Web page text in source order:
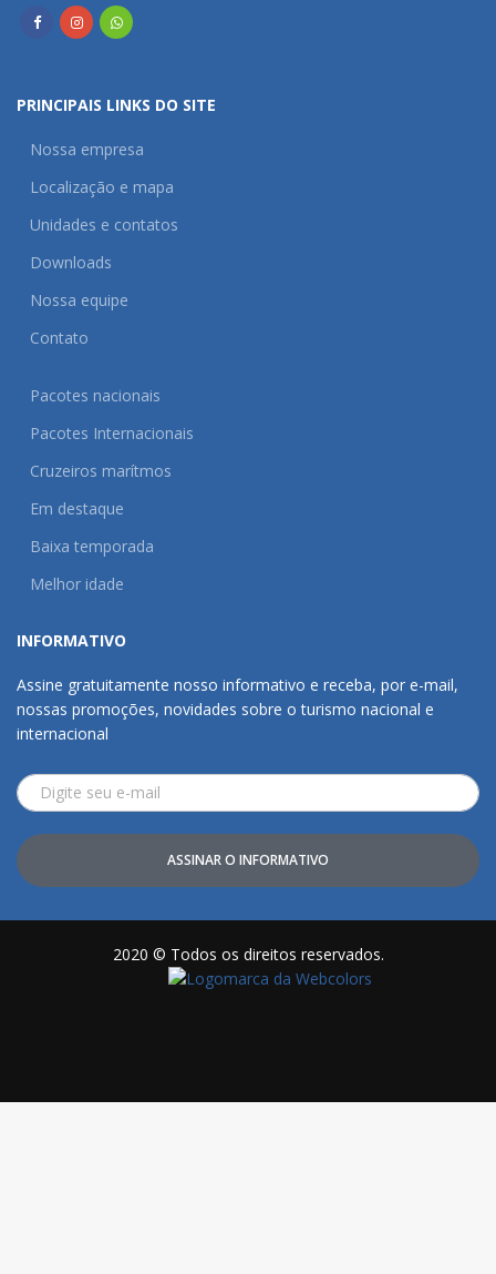
PRINCIPAIS LINKS DO SITE
Nossa empresa
Localização e mapa
Unidades e contatos
Downloads
Nossa equipe
Contato
Pacotes nacionais
Pacotes Internacionais
Cruzeiros marítmos
Em destaque
Baixa temporada
Melhor idade
INFORMATIVO
Assine gratuitamente nosso informativo e receba, por e-mail,
nossas promoções, novidades sobre o turismo nacional e
internacional
ASSINAR O INFORMATIVO
2020 © Todos os direitos reservados.